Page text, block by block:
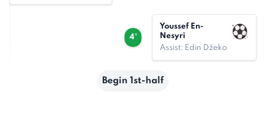
4'
Youssef En-
Nesyri
Assist: Edin Džeko
Begin 1st-half